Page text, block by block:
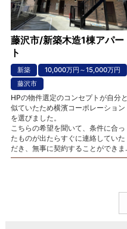
藤沢市/新築木造1棟アパー
ト
新築
10,000万円～15,000万円
藤沢市
HPの物件選定のコンセプトが自分と
似ていたため横濱コーポレーション
を選びました。
こちらの希望を聞いて、条件に合っ
たものが出たらすぐに連絡していた
だき、無事に契約することができま
した。